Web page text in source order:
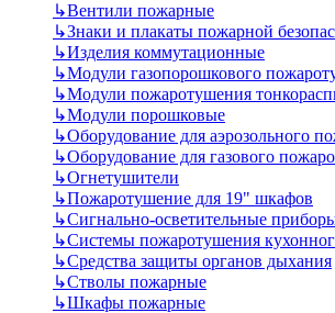
↳Вентили пожарные
↳Знаки и плакаты пожарной
↳Изделия коммутационные
↳Модули газопорошкового
↳Модули пожаротушения
↳Модули порошковые
↳Оборудование для аэрозольного
↳Оборудование для газового
↳Огнетушители
↳Пожаротушение для 19" шкафов
↳Сигнально-осветительные
↳Системы пожаротушения
↳Средства защиты органов дыхания
↳Стволы пожарные
↳Шкафы пожарные